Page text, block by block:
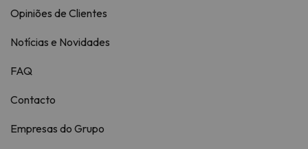
Opiniões de Clientes
Notícias e Novidades
FAQ
Contacto
Empresas do Grupo